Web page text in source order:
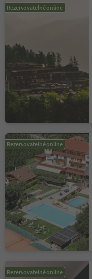
Rezervovatelné online
Rezervovatelné online
Rezervovatelné online